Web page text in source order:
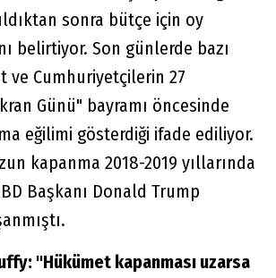
sonra bütçe için oy
belirtiyor. Son günlerde bazı
ve Cumhuriyetçilerin 27
Günü" bayramı öncesinde
eğilimi gösterdiği ifade ediliyor.
kapanma 2018-2019 yıllarında
Başkanı Donald Trump
"Hükümet kapanması uzarsa